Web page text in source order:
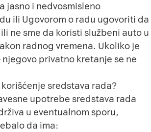
jasno i nedvosmisleno
ili Ugovorom o radu ugovoriti da
ne sme da koristi službeni auto u
radnog vremena. Ukoliko je
njegovo privatno kretanje se ne
sredstava rada?
upotrebe sredstava rada
u eventualnom sporu,
da ima: